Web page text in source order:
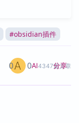
#obsidian插件
AI4347篇文章
0 0 分享